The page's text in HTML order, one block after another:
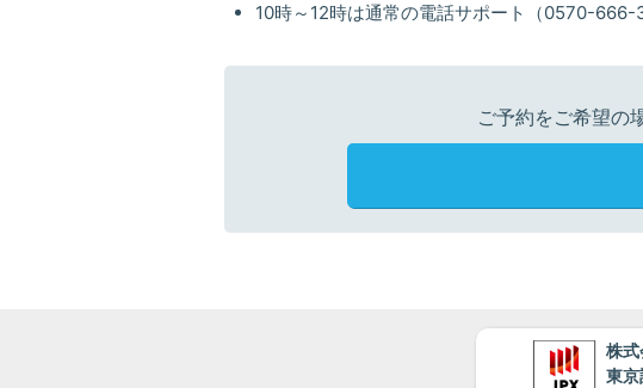
10時～12時は通常の電話サポート（0570-666-
ご予約をご希望の
株式
東京